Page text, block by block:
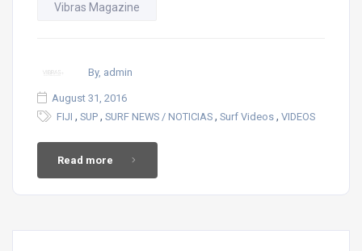
Vibras Magazine
By, admin
August 31, 2016
FIJI , SUP , SURF NEWS / NOTICIAS , Surf Videos , VIDEOS
Read more